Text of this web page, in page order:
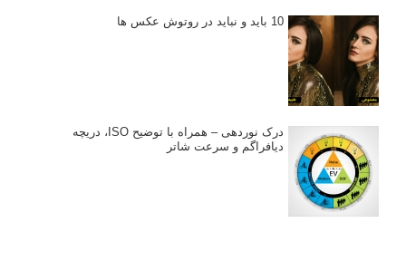
10 باید و نباید در روتوش عکس ها
درک نوردهی – همراه با توضیح ISO، دریچه
دیافراگم و سرعت شاتر